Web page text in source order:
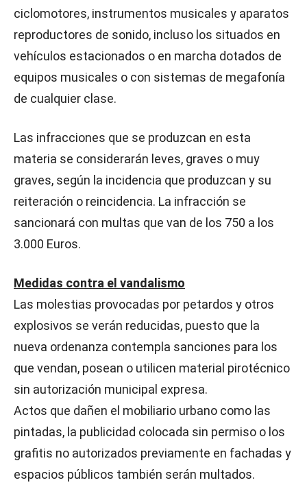
ciclomotores, instrumentos musicales y aparatos
reproductores de sonido, incluso los situados en
vehículos estacionados o en marcha dotados de
equipos musicales o con sistemas de megafonía
de cualquier clase.
Las infracciones que se produzcan en esta
materia se considerarán leves, graves o muy
graves, según la incidencia que produzcan y su
reiteración o reincidencia. La infracción se
sancionará con multas que van de los 750 a los
3.000 Euros.
Medidas contra el vandalismo
Las molestias provocadas por petardos y otros
explosivos se verán reducidas, puesto que la
nueva ordenanza contempla sanciones para los
que vendan, posean o utilicen material pirotécnico
sin autorización municipal expresa.
Actos que dañen el mobiliario urbano como las
pintadas, la publicidad colocada sin permiso o los
grafitis no autorizados previamente en fachadas y
espacios públicos también serán multados.